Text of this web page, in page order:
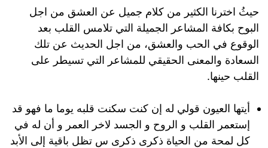
حيثُ اخترنا الكثير من كلام جميل عن العشق من اجل
البوح بكافة المشاعر الجميلة التي تلامس القلب بعد
الوقوع في الحب والعشق، من اجل الحديث عن تلك
السعادة والمعنى الحقيقي للمشاعر التي تسيطر على
القلب حينها.
أيتها العيون قولي له إن كنت سكنت قلبه يوما ما فهو قد
إستعمر القلب و الروح و الجسد لاخر العمر و أن له في
كل لمحة من الحياة ذكرى ذكرى س تظل باقية إلى الأبد